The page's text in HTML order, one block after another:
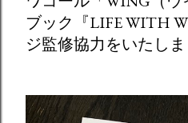
ブック『LIFE WITH
ジ監修協力をいたし